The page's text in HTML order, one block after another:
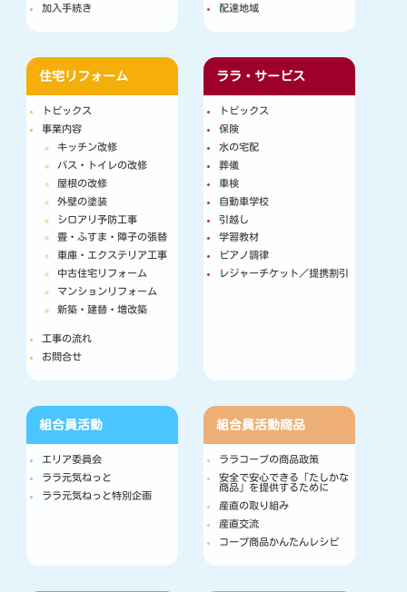
加入手続き
配達地域
住宅リフォーム
トピックス
事業内容
キッチン改修
バス・トイレの改修
屋根の改修
外壁の塗装
シロアリ予防工事
畳・ふすま・障子の張替
車庫・エクステリア工事
中古住宅リフォーム
マンションリフォーム
新築・建替・増改築
工事の流れ
お問合せ
ララ・サービス
トピックス
保険
水の宅配
葬儀
車検
自動車学校
引越し
学習教材
ピアノ調律
レジャーチケット／提携割引
組合員活動
エリア委員会
ララ元気ねっと
ララ元気ねっと特別企画
組合員活動商品
ララコープの商品政策
安全で安心できる「たしかな
商品」を提供するために
産直の取り組み
産直交流
コープ商品かんたんレシピ